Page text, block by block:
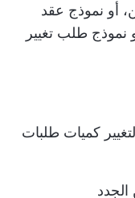
أو نموذج عقد
نموذج طلب تغيير
كميات طلبات
الجدد